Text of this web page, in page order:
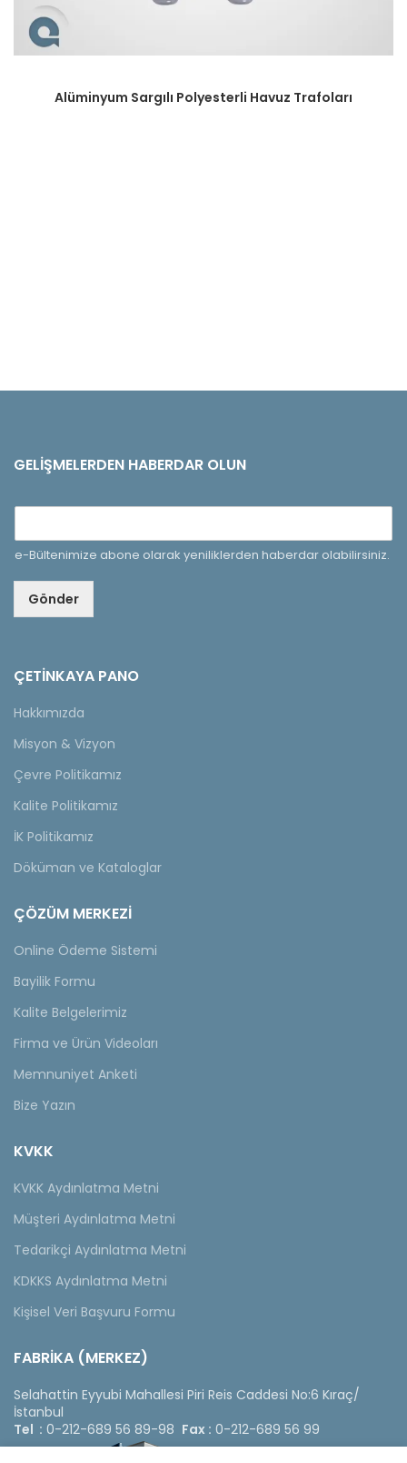
Alüminyum Sargılı Polyesterli Havuz Trafoları
GELIŞMELERDEN HABERDAR OLUN
e-Bültenimize abone olarak yeniliklerden haberdar olabilirsiniz.
Gönder
ÇETINKAYA PANO
Hakkımızda
Misyon & Vizyon
Çevre Politikamız
Kalite Politikamız
İK Politikamız
Döküman ve Kataloglar
ÇÖZÜM MERKEZİ
Online Ödeme Sistemi
Bayilik Formu
Kalite Belgelerimiz
Firma ve Ürün Videoları
Memnuniyet Anketi
Bize Yazın
KVKK
KVKK Aydınlatma Metni
Müşteri Aydınlatma Metni
Tedarikçi Aydınlatma Metni
KDKKS Aydınlatma Metni
Kişisel Veri Başvuru Formu
FABRİKA (MERKEZ)
Selahattin Eyyubi Mahallesi Piri Reis Caddesi No:6 Kıraç/
İstanbul
Tel : 0-212-689 56 89-98 Fax : 0-212-689 56 99